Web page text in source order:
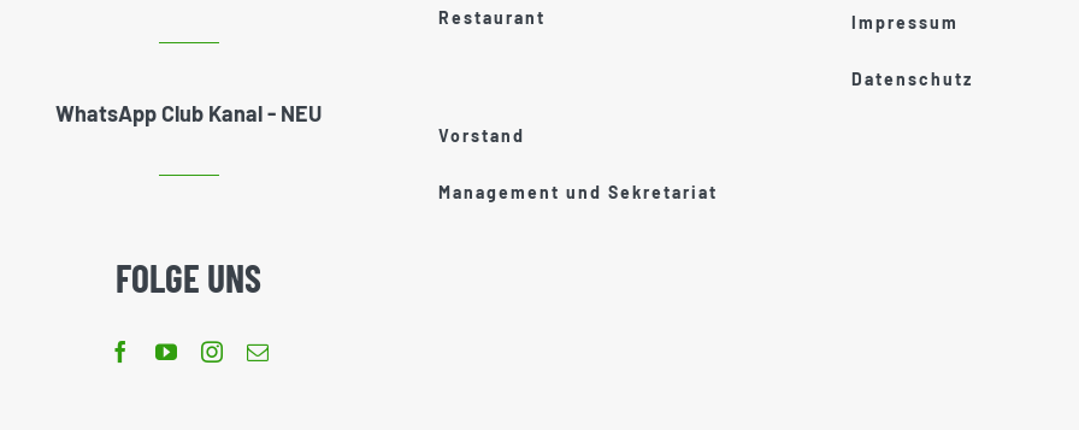
WhatsApp Club Kanal - NEU
FOLGE UNS
Restaurant
Vorstand
Management und Sekretariat
Impressum
Datenschutz